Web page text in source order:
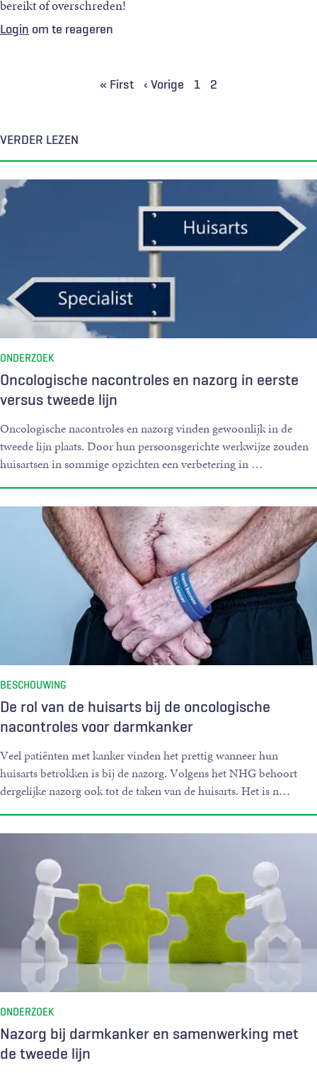
bereikt of overschreden!
Login om te reageren
Eerste
« First
Vorige
‹ Vorige Pagina
1
Huidige
2
VERDER LEZEN
Oncologische nacontroles en nazorg in eerste
versus tweede lijn
ONDERZOEK
Oncologische nacontroles en nazorg vinden gewoonlijk in de
tweede lijn plaats. Door hun persoonsgerichte werkwijze zouden
huisartsen in sommige opzichten een verbetering in …
De rol van de huisarts bij de oncologische
nacontroles voor darmkanker
BESCHOUWING
Veel patiënten met kanker vinden het prettig wanneer hun
huisarts betrokken is bij de nazorg. Volgens het NHG behoort
dergelijke nazorg ook tot de taken van de huisarts. Het is n…
Nazorg bij darmkanker en samenwerking met
de tweede lijn
ONDERZOEK